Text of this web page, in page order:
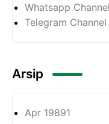
Whatsapp Channel
Telegram Channel
Arsip
Apr 19891